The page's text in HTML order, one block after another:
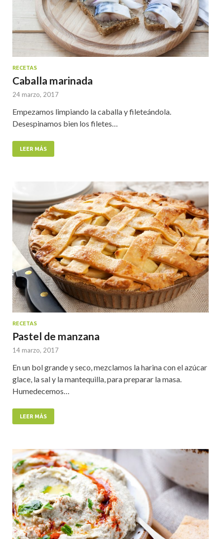
RECETAS
Caballa marinada
24 marzo, 2017
Empezamos limpiando la caballa y fileteándola.
Desespinamos bien los filetes…
LEER MÁS
RECETAS
Pastel de manzana
14 marzo, 2017
En un bol grande y seco, mezclamos la harina con el azúcar
glace, la sal y la mantequilla, para preparar la masa.
Humedecemos…
LEER MÁS